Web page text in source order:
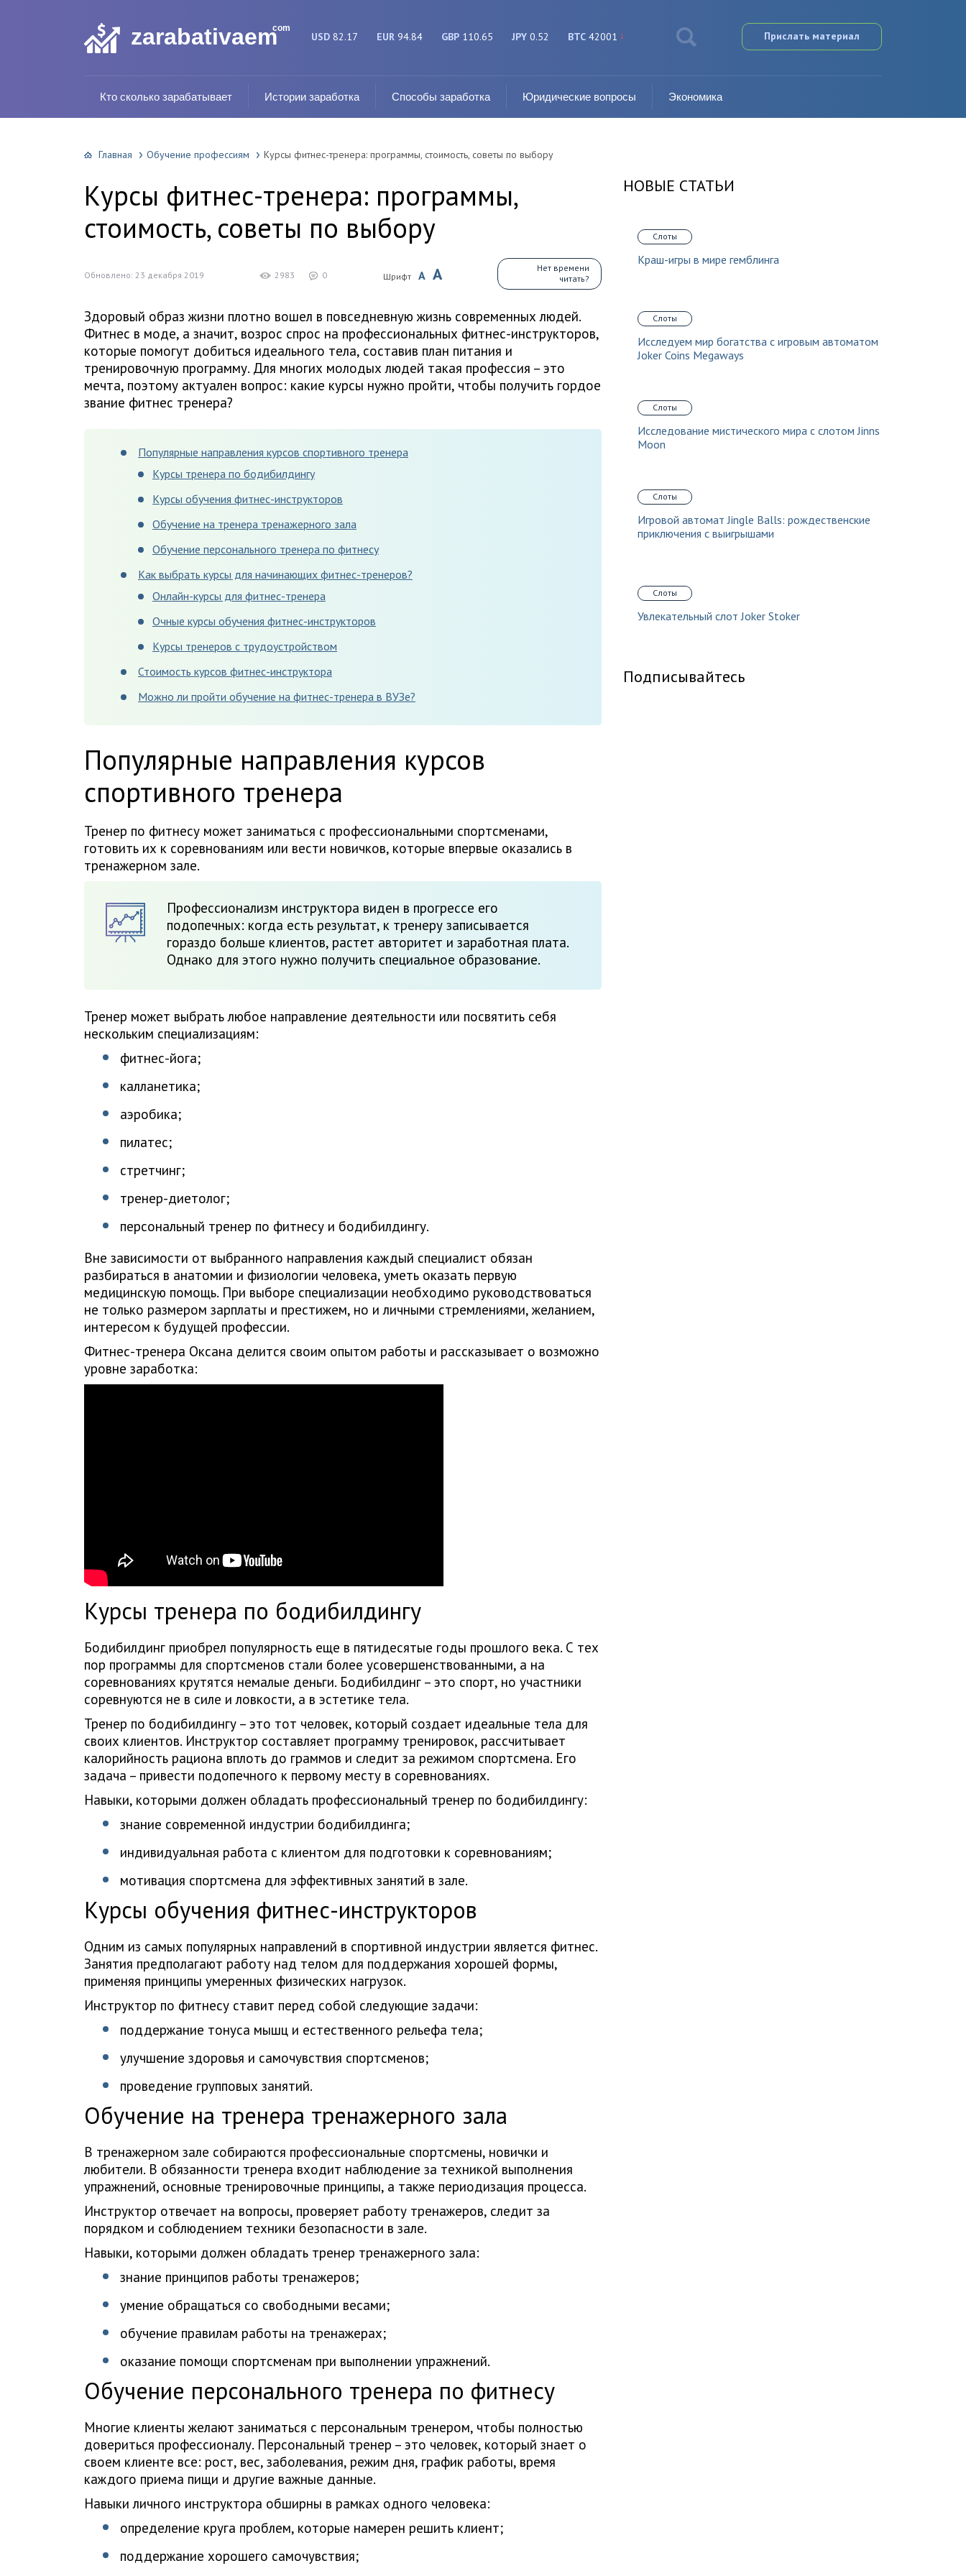
zarabativaemcom
USD 82.17 EUR 94.84 GBP 110.65 JPY 0.52 BTC 42001 Прислать материал
Кто сколько зарабатывает Истории заработка Способы заработка Юридические вопросы Экономика
Главная Обучение профессиям Курсы фитнес-тренера: программы, стоимость, советы по выбору
Курсы фитнес-тренера: программы,
стоимость, советы по выбору
Обновлено: 23 декабря 2019 2983 0 Шрифт A A
Нет времени
читать?
Здоровый образ жизни плотно вошел в повседневную жизнь современных людей.
Фитнес в моде, а значит, возрос спрос на профессиональных фитнес-инструкторов,
которые помогут добиться идеального тела, составив план питания и
тренировочную программу. Для многих молодых людей такая профессия – это
мечта, поэтому актуален вопрос: какие курсы нужно пройти, чтобы получить гордое
звание фитнес тренера?
Популярные направления курсов спортивного тренера
Курсы тренера по бодибилдингу
Курсы обучения фитнес-инструкторов
Обучение на тренера тренажерного зала
Обучение персонального тренера по фитнесу
Как выбрать курсы для начинающих фитнес-тренеров?
Онлайн-курсы для фитнес-тренера
Очные курсы обучения фитнес-инструкторов
Курсы тренеров с трудоустройством
Стоимость курсов фитнес-инструктора
Можно ли пройти обучение на фитнес-тренера в ВУЗе?
Популярные направления курсов
спортивного тренера
Тренер по фитнесу может заниматься с профессиональными спортсменами,
готовить их к соревнованиям или вести новичков, которые впервые оказались в
тренажерном зале.
Профессионализм инструктора виден в прогрессе его
подопечных: когда есть результат, к тренеру записывается
гораздо больше клиентов, растет авторитет и заработная плата.
Однако для этого нужно получить специальное образование.
Тренер может выбрать любое направление деятельности или посвятить себя
нескольким специализациям:
фитнес-йога;
калланетика;
аэробика;
пилатес;
стретчинг;
тренер-диетолог;
персональный тренер по фитнесу и бодибилдингу.
Вне зависимости от выбранного направления каждый специалист обязан
разбираться в анатомии и физиологии человека, уметь оказать первую
медицинскую помощь. При выборе специализации необходимо руководствоваться
не только размером зарплаты и престижем, но и личными стремлениями, желанием,
интересом к будущей профессии.
Фитнес-тренера Оксана делится своим опытом работы и рассказывает о возможно
уровне заработка:
Курсы тренера по бодибилдингу
Бодибилдинг приобрел популярность еще в пятидесятые годы прошлого века. С тех
пор программы для спортсменов стали более усовершенствованными, а на
соревнованиях крутятся немалые деньги. Бодибилдинг – это спорт, но участники
соревнуются не в силе и ловкости, а в эстетике тела.
Тренер по бодибилдингу – это тот человек, который создает идеальные тела для
своих клиентов. Инструктор составляет программу тренировок, рассчитывает
калорийность рациона вплоть до граммов и следит за режимом спортсмена. Его
задача – привести подопечного к первому месту в соревнованиях.
Навыки, которыми должен обладать профессиональный тренер по бодибилдингу:
знание современной индустрии бодибилдинга;
индивидуальная работа с клиентом для подготовки к соревнованиям;
мотивация спортсмена для эффективных занятий в зале.
Курсы обучения фитнес-инструкторов
Одним из самых популярных направлений в спортивной индустрии является фитнес.
Занятия предполагают работу над телом для поддержания хорошей формы,
применяя принципы умеренных физических нагрузок.
Инструктор по фитнесу ставит перед собой следующие задачи:
поддержание тонуса мышц и естественного рельефа тела;
улучшение здоровья и самочувствия спортсменов;
проведение групповых занятий.
Обучение на тренера тренажерного зала
В тренажерном зале собираются профессиональные спортсмены, новички и
любители. В обязанности тренера входит наблюдение за техникой выполнения
упражнений, основные тренировочные принципы, а также периодизация процесса.
Инструктор отвечает на вопросы, проверяет работу тренажеров, следит за
порядком и соблюдением техники безопасности в зале.
Навыки, которыми должен обладать тренер тренажерного зала:
знание принципов работы тренажеров;
умение обращаться со свободными весами;
обучение правилам работы на тренажерах;
оказание помощи спортсменам при выполнении упражнений.
Обучение персонального тренера по фитнесу
Многие клиенты желают заниматься с персональным тренером, чтобы полностью
довериться профессионалу. Персональный тренер – это человек, который знает о
своем клиенте все: рост, вес, заболевания, режим дня, график работы, время
каждого приема пищи и другие важные данные.
Навыки личного инструктора обширны в рамках одного человека:
определение круга проблем, которые намерен решить клиент;
поддержание хорошего самочувствия;
НОВЫЕ СТАТЬИ
Слоты
Краш-игры в мире гемблинга
Слоты
Исследуем мир богатства с игровым автоматом
Joker Coins Megaways
Слоты
Исследование мистического мира с слотом Jinns
Moon
Слоты
Игровой автомат Jingle Balls: рождественские
приключения с выигрышами
Слоты
Увлекательный слот Joker Stoker
Подписывайтесь